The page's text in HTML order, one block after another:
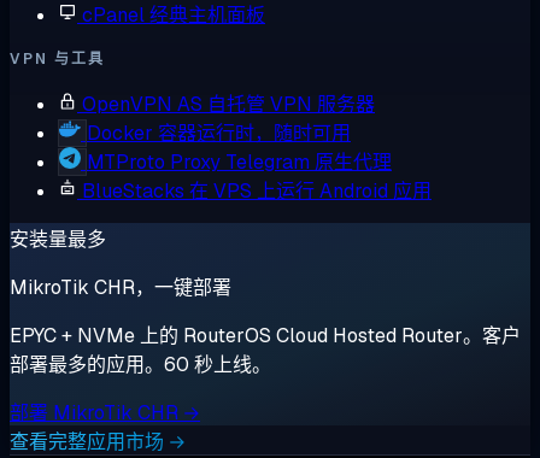
cPanel经典主机面板
VPN 与工具
OpenVPN AS 自托管 VPN 服务器
Docker 容器运行时，随时可用
MTProto Proxy Telegram 原生代理
BlueStacks 在 VPS 上运行 Android 应用
安装量最多
MikroTik CHR，一键部署
EPYC + NVMe 上的 RouterOS Cloud Hosted Router。客户
部署最多的应用。60 秒上线。
部署 MikroTik CHR →
查看完整应用市场 →